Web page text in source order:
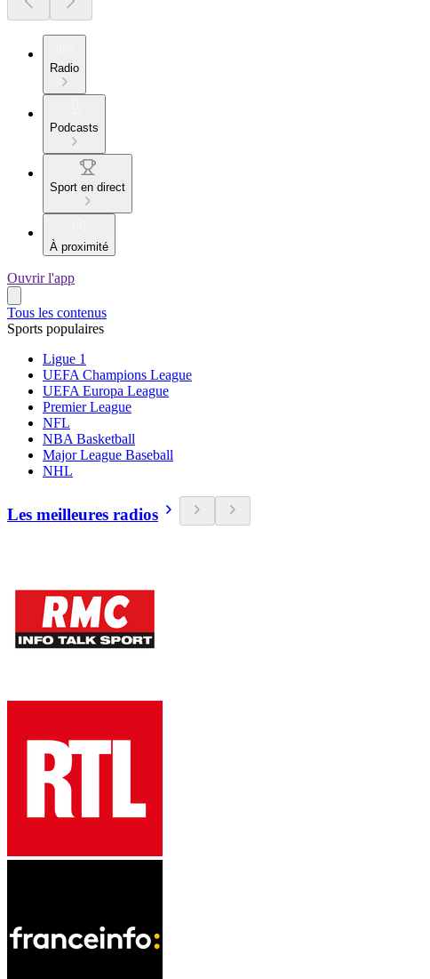
Radio
Podcasts
Sport en direct
À proximité
Ouvrir l'app
Tous les contenus
Sports populaires
Ligue 1
UEFA Champions League
UEFA Europa League
Premier League
NFL
NBA Basketball
Major League Baseball
NHL
Les meilleures radios